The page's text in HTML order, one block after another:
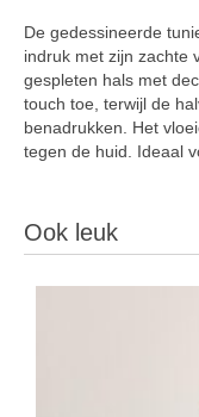
De gedessineerde
indruk met zijn zachte
gespleten hals met
touch toe, terwijl de
benadrukken. Het
tegen de huid. Ideaal
Ook leuk